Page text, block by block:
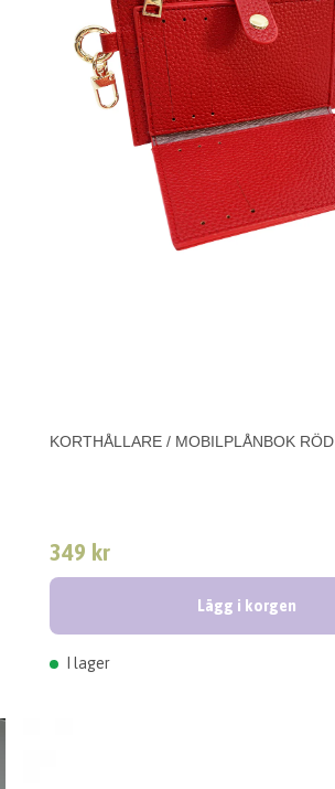
KORTHÅLLARE / MOBILPLÅNBOK RÖD
349 kr
Lägg i korgen
I lager